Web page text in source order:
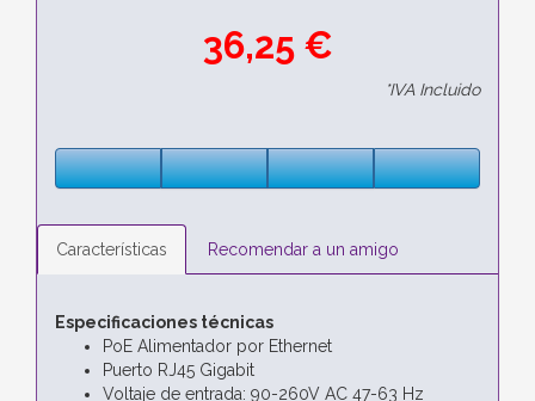
36,25 €
*IVA Incluido
Características Recomendar a un amigo
Especificaciones técnicas
PoE Alimentador por Ethernet
Puerto RJ45 Gigabit
Voltaje de entrada: 90-260V AC 47-63 Hz